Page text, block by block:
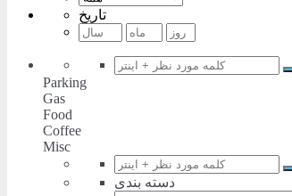
تاریخ
Parking
Gas
Food
Coffee
Misc
دسته بندی